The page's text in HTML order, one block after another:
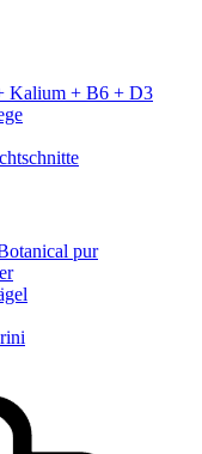
Kalium + B6 + D3
pur